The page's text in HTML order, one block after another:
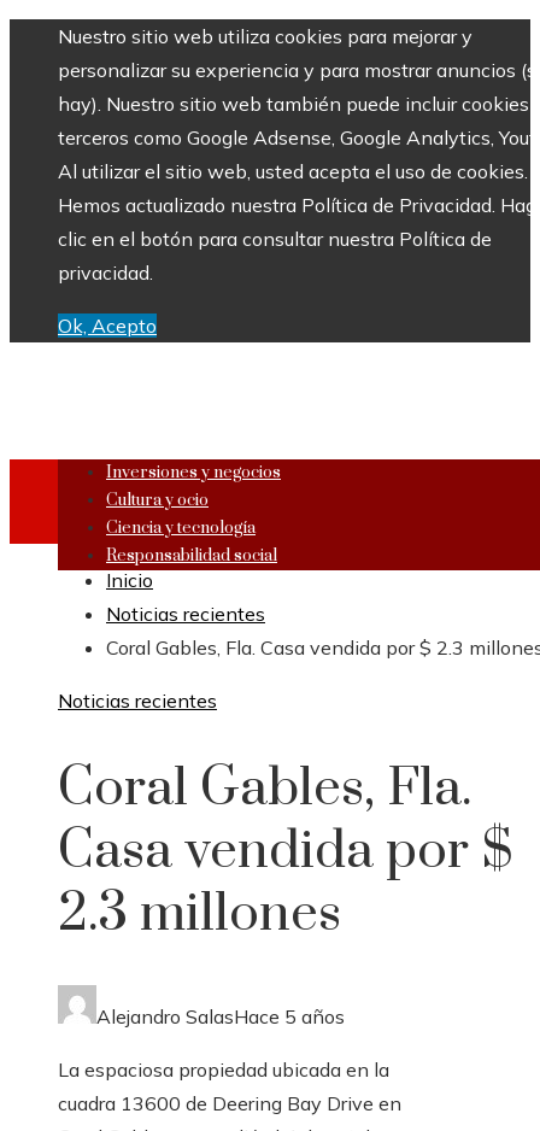
Nuestro sitio web utiliza cookies para mejorar y
personalizar su experiencia y para mostrar anuncios
hay). Nuestro sitio web también puede incluir cookies
terceros como Google Adsense, Google Analytics,
Al utilizar el sitio web, usted acepta el uso de cookies.
Hemos actualizado nuestra Política de Privacidad.
clic en el botón para consultar nuestra Política de
privacidad.
Ok, Acepto
Inversiones y negocios
Cultura y ocio
Ciencia y tecnología
Responsabilidad social
Inicio
Noticias recientes
Coral Gables, Fla. Casa vendida por $ 2.3
Noticias recientes
Coral Gables, Fla.
Casa vendida por $
2.3 millones
Alejandro SalasHace 5 años
La espaciosa propiedad ubicada en la
cuadra 13600 de Deering Bay Drive en